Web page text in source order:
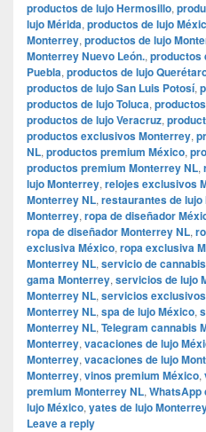
productos de lujo Hermosillo,
lujo Mérida, productos de lujo
Monterrey, productos de lujo
Monterrey Nuevo León., productos
Puebla, productos de lujo
productos de lujo San Luis Potosí,
productos de lujo Toluca,
productos de lujo Veracruz,
productos exclusivos Monterrey,
NL, productos premium México,
productos premium Monterrey NL,
lujo Monterrey, relojes exclusivos
Monterrey NL, restaurantes de lujo
Monterrey, ropa de diseñador
ropa de diseñador Monterrey NL,
exclusiva México, ropa exclusiva
Monterrey NL, servicio de
gama Monterrey, servicios de lujo
Monterrey NL, servicios
Monterrey NL, spa de lujo México,
Monterrey NL, Telegram cannabis
Monterrey, vacaciones de lujo
Monterrey, vacaciones de lujo
Monterrey, vinos premium México,
premium Monterrey NL, WhatsApp
lujo México, yates de lujo
Leave a reply